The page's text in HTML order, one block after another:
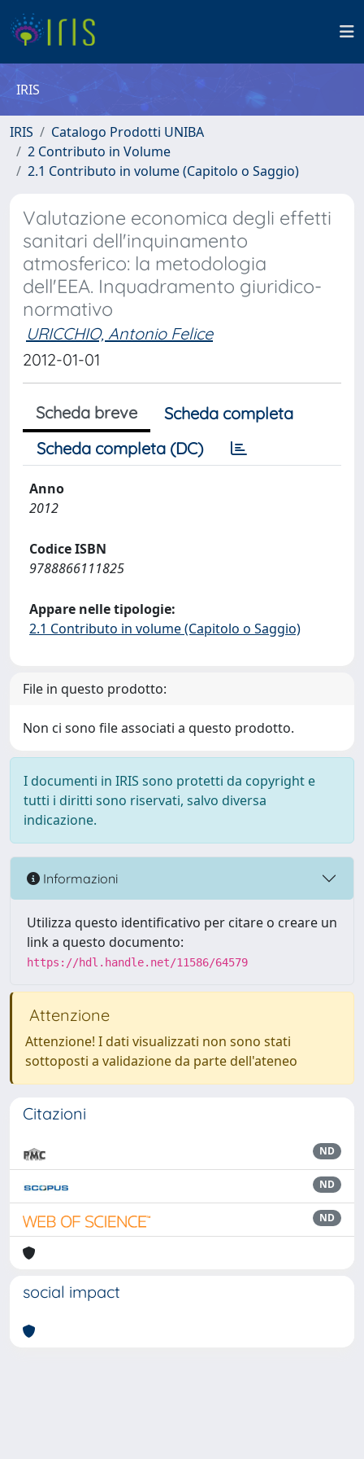
IRIS
IRIS
Catalogo Prodotti UNIBA
2 Contributo in Volume
2.1 Contributo in volume (Capitolo o Saggio)
Valutazione economica degli effetti
sanitari dell'inquinamento
atmosferico: la metodologia
dell'EEA. Inquadramento giuridico-
normativo
URICCHIO, Antonio Felice
2012-01-01
Scheda breve
Scheda completa
Scheda completa (DC)
Anno
2012
Codice ISBN
9788866111825
Appare nelle tipologie:
2.1 Contributo in volume (Capitolo o Saggio)
File in questo prodotto:
Non ci sono file associati a questo prodotto.
I documenti in IRIS sono protetti da copyright e
tutti i diritti sono riservati, salvo diversa
indicazione.
Informazioni
Utilizza questo identificativo per citare o creare un
link a questo documento:
https://hdl.handle.net/11586/64579
Attenzione
Attenzione! I dati visualizzati non sono stati
sottoposti a validazione da parte dell'ateneo
Citazioni
ND
ND
ND
social impact